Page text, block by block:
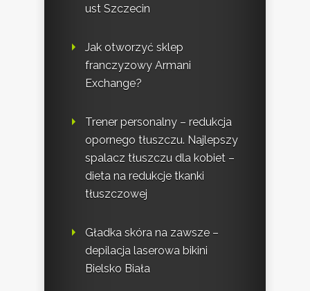
ust Szczecin
Jak otworzyć sklep
franczyzowy Armani
Exchange?
Trener personalny – redukcja
opornego tłuszczu. Najlepszy
spalacz tłuszczu dla kobiet –
dieta na redukcje tkanki
tłuszczowej
Gładka skóra na zawsze –
depilacja laserowa bikini
Bielsko Biała